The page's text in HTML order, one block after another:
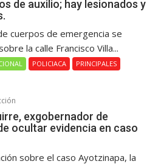
de auxilio; hay lesionados y
cuerpos de emergencia se
la calle Francisco Villa...
POLICIACA PRINCIPALES
exgobernador de
ocultar evidencia en caso
sobre el caso Ayotzinapa, la